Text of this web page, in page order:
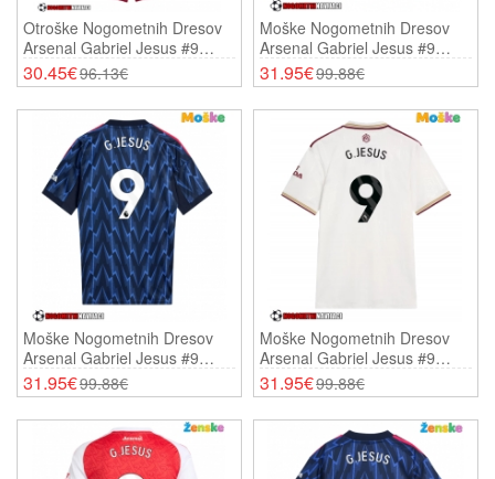
Otroške Nogometnih Dresov
Arsenal Gabriel Jesus #9
Tretji 2025-26 Kratki Rokavi (+
Hlače)
30.45€96.13€
Moške Nogometnih Dresov
Arsenal Gabriel Jesus #9
Domači 2025-26 Kratki Rokavi
31.95€99.88€
Moške Nogometnih Dresov
Arsenal Gabriel Jesus #9
Gostujoči 2025-26 Kratki
Rokavi
31.95€99.88€
Moške Nogometnih Dresov
Arsenal Gabriel Jesus #9
Tretji 2025-26 Kratki Rokavi
31.95€99.88€